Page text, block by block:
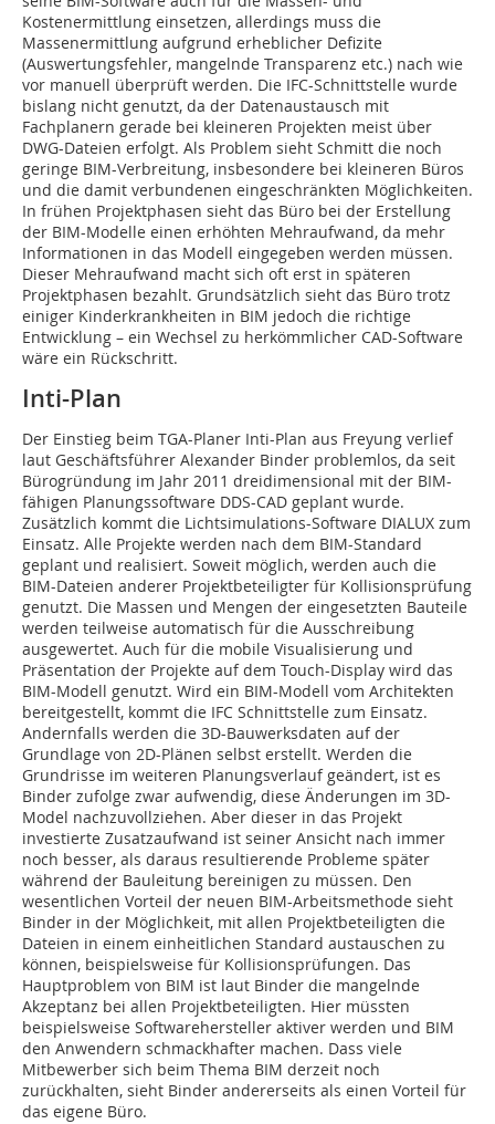
Kostenermittlung einsetzen, allerdings muss die
Massenermittlung aufgrund erheblicher Defizite
(Auswertungsfehler, mangelnde Transparenz etc.) nach wie
vor manuell überprüft werden. Die IFC-Schnittstelle wurde
bislang nicht genutzt, da der Datenaustausch mit
Fachplanern gerade bei kleineren Projekten meist über
DWG-Dateien erfolgt. Als Problem sieht Schmitt die noch
geringe BIM-Verbreitung, insbesondere bei kleineren Büros
und die damit verbundenen eingeschränkten Möglichkeiten.
In frühen Projektphasen sieht das Büro bei der Erstellung
der BIM-Modelle einen erhöhten Mehraufwand, da mehr
Informationen in das Modell eingegeben werden müssen.
Dieser Mehraufwand macht sich oft erst in späteren
Projektphasen bezahlt. Grundsätzlich sieht das Büro trotz
einiger Kinderkrankheiten in BIM jedoch die richtige
Entwicklung – ein Wechsel zu herkömmlicher CAD-Software
wäre ein Rückschritt.
Inti-Plan
Der Einstieg beim TGA-Planer Inti-Plan aus Freyung verlief
laut Geschäftsführer Alexander Binder problemlos, da seit
Bürogründung im Jahr 2011 dreidimensional mit der BIM-
fähigen Planungssoftware DDS-CAD geplant wurde.
Zusätzlich kommt die Lichtsimulations-Software DIALUX zum
Einsatz. Alle Projekte werden nach dem BIM-Standard
geplant und realisiert. Soweit möglich, werden auch die
BIM-Dateien anderer Projektbeteiligter für Kollisionsprüfung
genutzt. Die Massen und Mengen der eingesetzten Bauteile
werden teilweise automatisch für die Ausschreibung
ausgewertet. Auch für die mobile Visualisierung und
Präsentation der Projekte auf dem Touch-Display wird das
BIM-Modell genutzt. Wird ein BIM-Modell vom Architekten
bereitgestellt, kommt die IFC Schnittstelle zum Einsatz.
Andernfalls werden die 3D-Bauwerksdaten auf der
Grundlage von 2D-Plänen selbst erstellt. Werden die
Grundrisse im weiteren Planungsverlauf geändert, ist es
Binder zufolge zwar aufwendig, diese Änderungen im 3D-
Model nachzuvollziehen. Aber dieser in das Projekt
investierte Zusatzaufwand ist seiner Ansicht nach immer
noch besser, als daraus resultierende Probleme später
während der Bauleitung bereinigen zu müssen. Den
wesentlichen Vorteil der neuen BIM-Arbeitsmethode sieht
Binder in der Möglichkeit, mit allen Projektbeteiligten die
Dateien in einem einheitlichen Standard austauschen zu
können, beispielsweise für Kollisionsprüfungen. Das
Hauptproblem von BIM ist laut Binder die mangelnde
Akzeptanz bei allen Projektbeteiligten. Hier müssten
beispielsweise Softwarehersteller aktiver werden und BIM
den Anwendern schmackhafter machen. Dass viele
Mitbewerber sich beim Thema BIM derzeit noch
zurückhalten, sieht Binder andererseits als einen Vorteil für
das eigene Büro.